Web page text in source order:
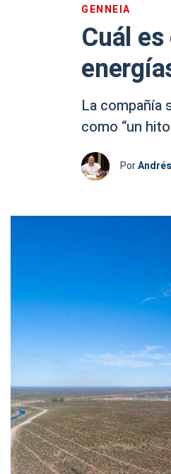
GENNEIA
Cuál
La compañía
como “un
Por